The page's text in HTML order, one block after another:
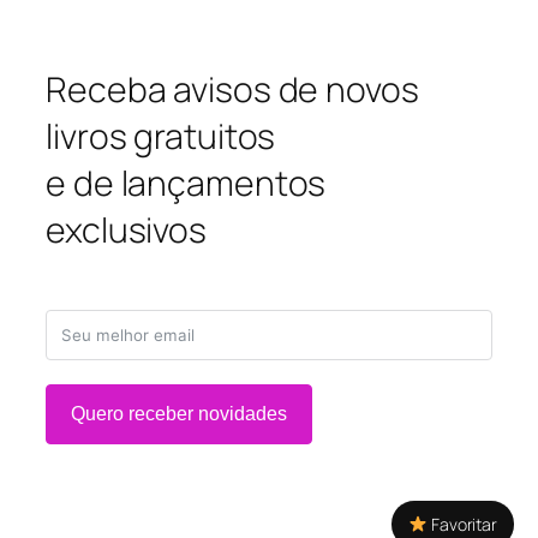
Receba avisos de novos
livros gratuitos
e de lançamentos
exclusivos
Quero receber novidades
Favoritar